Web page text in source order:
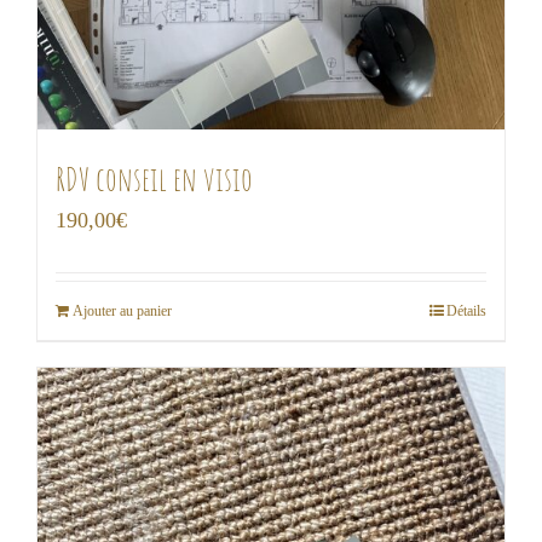
RDV conseil en visio
190,00€
Ajouter au panier Détails